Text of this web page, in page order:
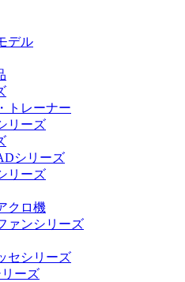
デル
トレーナー
リーズ
シリーズ
リーズ
クロ機
ァンシリーズ
セシリーズ
ーズ